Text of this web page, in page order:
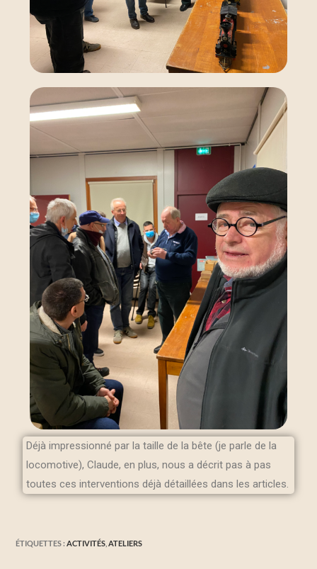
Déjà impressionné par la taille de la bête (je parle de la
locomotive), Claude, en plus, nous a décrit pas à pas
toutes ces interventions déjà détaillées dans les articles.
ÉTIQUETTES :ACTIVITÉS ATELIERS